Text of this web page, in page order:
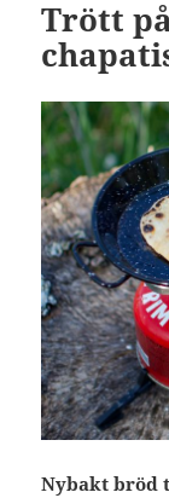
Trött
Nybakt bröd